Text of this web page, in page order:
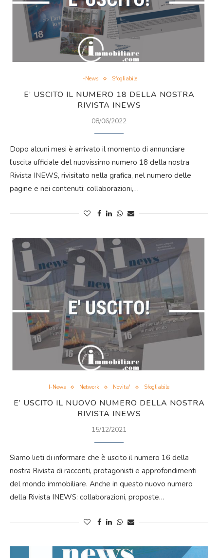
I-News Sfogliabile
E’ USCITO IL NUMERO 18 DELLA NOSTRA
RIVISTA INEWS
08/06/2022
Dopo alcuni mesi è arrivato il momento di annunciare
l’uscita ufficiale del nuovissimo numero 18 della nostra
Rivista INEWS, rivisitato nella grafica, nel numero delle
pagine e nei contenuti: collaborazioni,…
I-News Network Novita' Sfogliabile
E’ USCITO IL NUOVO NUMERO DELLA NOSTRA
RIVISTA INEWS
15/12/2021
Siamo lieti di informare che è uscito il numero 16 della
nostra Rivista di racconti, protagonisti e approfondimenti
del mondo immobiliare. Anche in questo nuovo numero
della Rivista INEWS: collaborazioni, proposte…